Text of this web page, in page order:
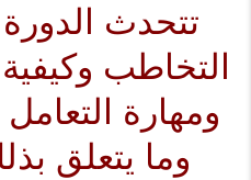
تتحدث
التخاطب
ومهارة
وما يتعلق